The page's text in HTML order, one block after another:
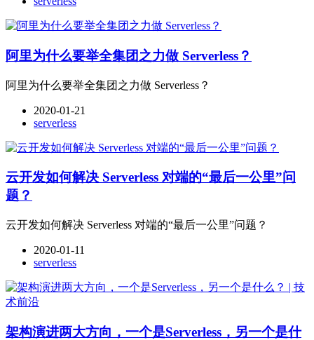
阿里为什么要举全集团之力做 Serverless？
阿里为什么要举全集团之力做 Serverless？
2020-01-21
serverless
云开发如何解决 Serverless 对端的“最后一公里”问
题？
云开发如何解决 Serverless 对端的“最后一公里”问题？
2020-01-11
serverless
架构演进两大方向，一个是Serverless，另一个是什